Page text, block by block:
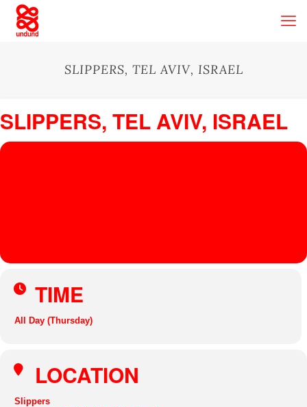
SLIPPERS, TEL AVIV, ISRAEL
SLIPPERS, TEL AVIV, ISRAEL
TIME
All Day (Thursday)
LOCATION
Slippers